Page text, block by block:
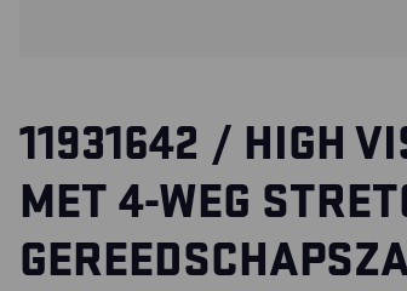
11931642 / HIGH
MET 4-WEG